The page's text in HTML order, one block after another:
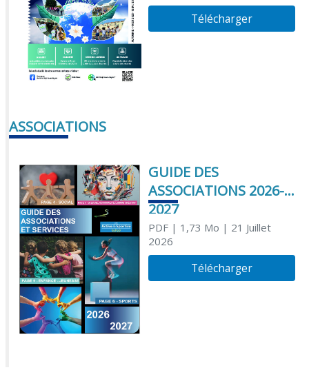
Télécharger
ASSOCIATIONS
GUIDE DES
ASSOCIATIONS 2026-
2027
PDF| 1,73 Mo | 21 Juillet
2026
Télécharger